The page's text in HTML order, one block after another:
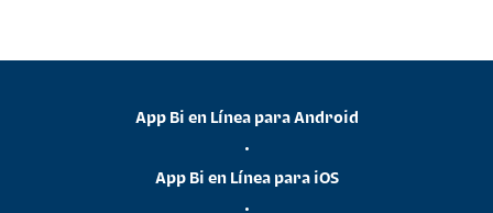
App Bi en Línea para Android
•
App Bi en Línea para iOS
•